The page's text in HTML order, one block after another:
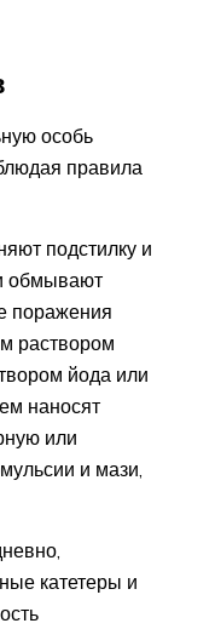
особь
правила
подстилку и
обмывают
поражения
раствором
йода или
наносят
или
и мази,
катетеры и